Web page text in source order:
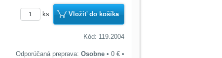
ks Vložiť do košíka
Kód: 119.2004
Osobne • 0 € •